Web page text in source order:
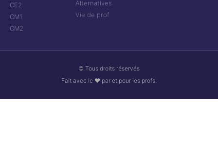
CE2
CM1
CM2
Alternatives
Vie de prof
© Tous droits réservés
Fait avec le ❤ par et pour les profs.